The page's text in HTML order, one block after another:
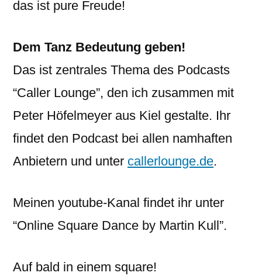
das ist pure Freude!
Dem Tanz Bedeutung geben!
Das ist zentrales Thema des Podcasts
“Caller Lounge”, den ich zusammen mit
Peter Höfelmeyer aus Kiel gestalte. Ihr
findet den Podcast bei allen namhaften
Anbietern und unter callerlounge.de.
Meinen youtube-Kanal findet ihr unter
“Online Square Dance by Martin Kull”.
Auf bald in einem square!